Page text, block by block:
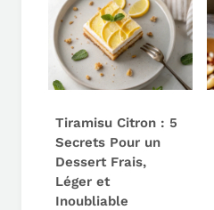
Tiramisu Citron : 5
Secrets Pour un
Dessert Frais,
Léger et
Inoubliable